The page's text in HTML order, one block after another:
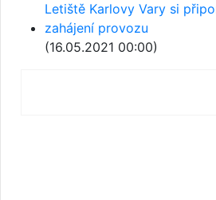
Letiště Karlovy Vary si
zahájení provozu
(16.05.2021 00:00)